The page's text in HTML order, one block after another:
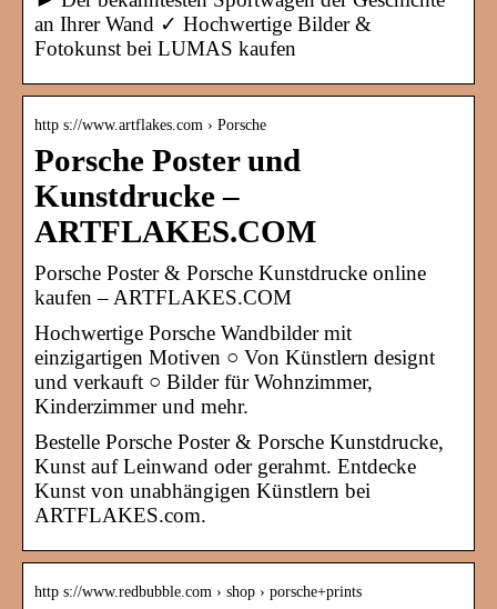
an Ihrer Wand ✓ Hochwertige Bilder &
Fotokunst bei LUMAS kaufen
http s://www.artflakes.com › Porsche
Porsche Poster und
Kunstdrucke –
ARTFLAKES.COM
Porsche Poster & Porsche Kunstdrucke online
kaufen – ARTFLAKES.COM
Hochwertige Porsche Wandbilder mit
einzigartigen Motiven ○ Von Künstlern designt
und verkauft ○ Bilder für Wohnzimmer,
Kinderzimmer und mehr.
Bestelle Porsche Poster & Porsche Kunstdrucke,
Kunst auf Leinwand oder gerahmt. Entdecke
Kunst von unabhängigen Künstlern bei
ARTFLAKES.com.
http s://www.redbubble.com › shop › porsche+prints